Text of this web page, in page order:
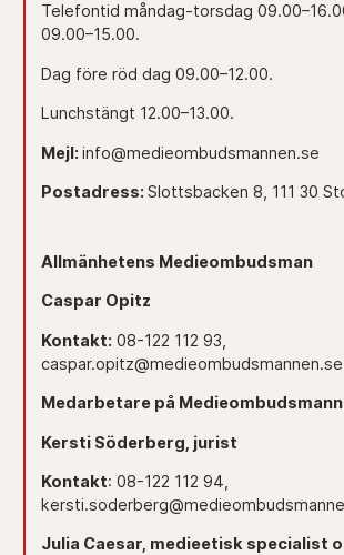
Telefontid måndag-torsdag
09.00–15.00.
Dag före röd dag 09.00–12.00.
Lunchstängt 12.00–13.00.
Mejl: info@medieombudsmannen.se
Postadress: Slottsbacken 8, 111 30
Allmänhetens Medieombudsman
Caspar Opitz
Kontakt: 08-122 112 93,
caspar.opitz@medieombudsmannen.se
Medarbetare på
Kersti Söderberg, jurist
Kontakt: 08-122 112 94,
Julia Caesar, medieetisk specialist